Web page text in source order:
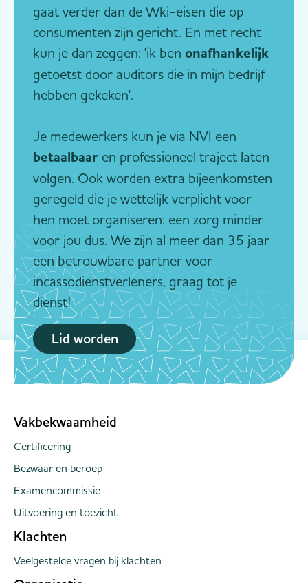
gaat verder dan de Wki-eisen die op
consumenten zijn gericht. En met recht
kun je dan zeggen: 'ik ben onafhankelijk
getoetst door auditors die in mijn bedrijf
hebben gekeken'.
Je medewerkers kun je via NVI een
betaalbaar en professioneel traject laten
volgen. Ook worden extra bijeenkomsten
geregeld die je wettelijk verplicht voor
hen moet organiseren: een zorg minder
voor jou dus. We zijn al meer dan 35 jaar
een betrouwbare partner voor
incassodienstverleners, graag tot je
dienst!
Lid worden
Vakbekwaamheid
Certificering
Bezwaar en beroep
Examencommissie
Uitvoering en toezicht
Klachten
Veelgestelde vragen bij klachten